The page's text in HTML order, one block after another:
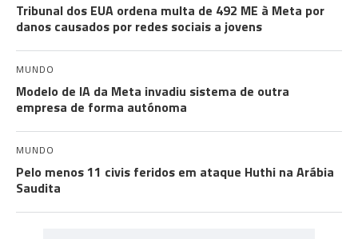
Tribunal dos EUA ordena multa de 492 ME à Meta por
danos causados por redes sociais a jovens
MUNDO
Modelo de IA da Meta invadiu sistema de outra
empresa de forma autónoma
MUNDO
Pelo menos 11 civis feridos em ataque Huthi na Arábia
Saudita